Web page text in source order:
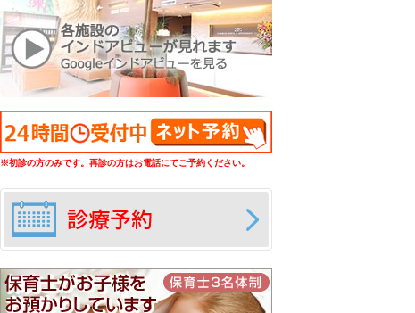
※初診の方のみです。再診の方はお電話にてご予約ください。